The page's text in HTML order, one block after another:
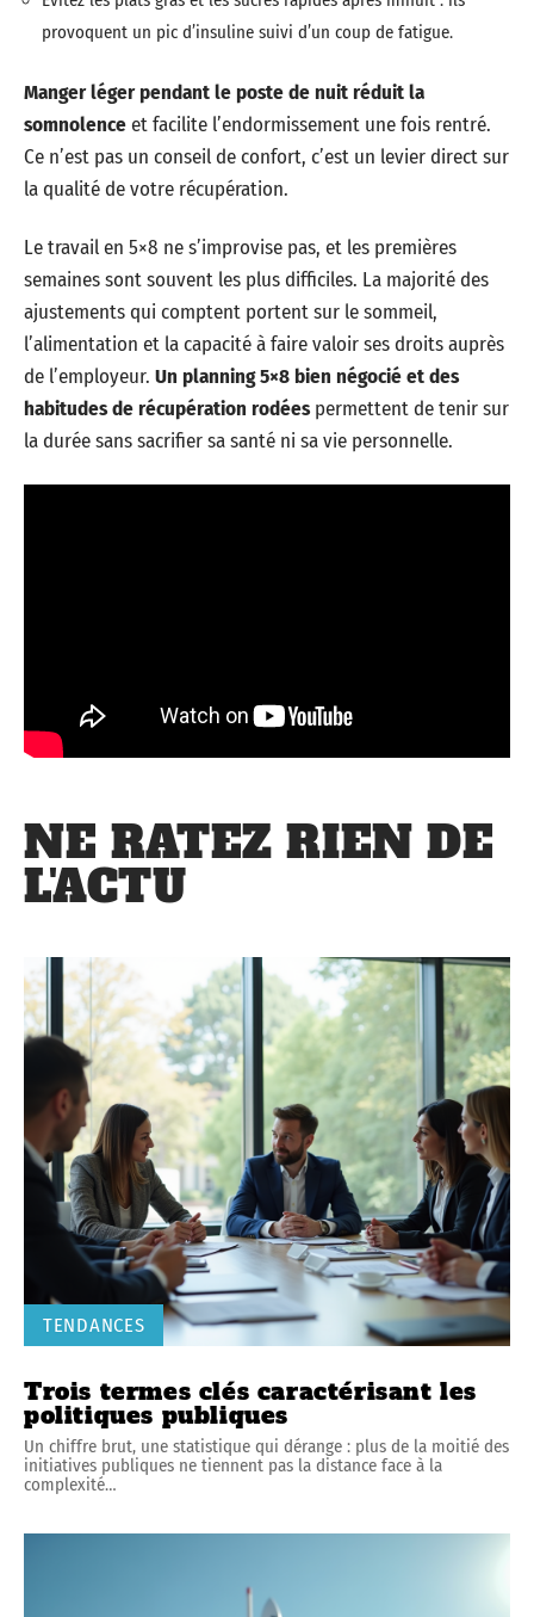
provoquent un pic d’insuline suivi d’un coup de fatigue.
Manger léger pendant le poste de nuit réduit la
somnolenceet facilite l’endormissement une fois rentré.
Ce n’est pas un conseil de confort, c’est un levier direct sur
la qualité de votre récupération.
Le travail en 5×8 ne s’improvise pas, et les premières
semaines sont souvent les plus difficiles. La majorité des
ajustements qui comptent portent sur le sommeil,
l’alimentation et la capacité à faire valoir ses droits auprès
de l’employeur. Un planning 5×8 bien négocié et des
habitudes de récupération rodéespermettent de tenir sur
la durée sans sacrifier sa santé ni sa vie personnelle.
NE RATEZ RIEN DE
L'ACTU
TENDANCES
Trois termes clés caractérisant les
politiques publiques
Un chiffre brut, une statistique qui dérange : plus de la moitié des
initiatives publiques ne tiennent pas la distance face à la
complexité…